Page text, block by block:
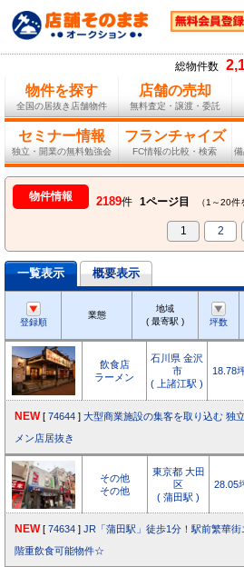
総物件数
物件を探す
全国の居抜き店舗物件
店舗の売却
無料査定・譲渡・委託
セミナー情報
独立・開業の無料勉強会
フランチャイズ
FC情報の比較・検索
物件情報 2189件 1ページ目 （1～20件
1 2
一覧表示 概要表示
登録順
業態
地域
( 最寄駅 )
坪数
飲食店
ラーメン
石川県 金沢
市
( 上諸江駅 )
18.78
NEW [ 74644 ] 大型商業施設の集客を取り込む 独
メン店居抜き
その他
その他
東京都 大田
区
( 蒲田駅 )
28.05
NEW [ 74634 ] JR「蒲田駅」徒歩1分！駅前繁華街
階重飲食可能物件☆